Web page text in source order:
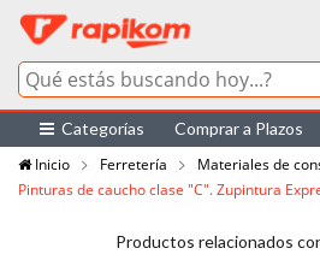
Categorías Comprar a Plazos
Inicio
Ferretería
Materiales de
Pinturas de caucho clase "C". Zupintura
Productos relacionados